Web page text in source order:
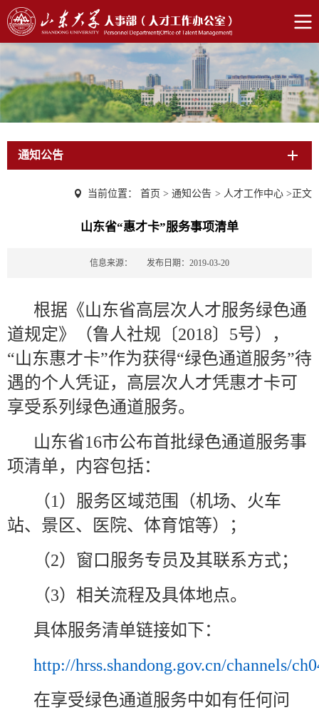
通知公告
当前位置： 首页 > 通知公告 > 人才工作中心 >正文
山东省“惠才卡”服务事项清单
信息来源： 发布日期：2019-03-20
根据《山东省高层次人才服务绿色通
道规定》（鲁人社规〔2018〕 5号），
“山东惠才卡”作为获得“绿色通道服务”待
遇的个人凭证，高层次人才凭惠才卡可
享受系列绿色通道服务。
山东省16市公布首批绿色通道服务事
项清单，内容包括：
（1 ）服务区域范围（机场、火车
站、景区、医院、体育馆等）；
（2）窗口服务专员及其联系方式；
（3）相关流程及具体地点。
具体服务清单链接如下：
http://hrss.shandong.gov.cn/channels/
在享受绿色通道服务中如有任何问